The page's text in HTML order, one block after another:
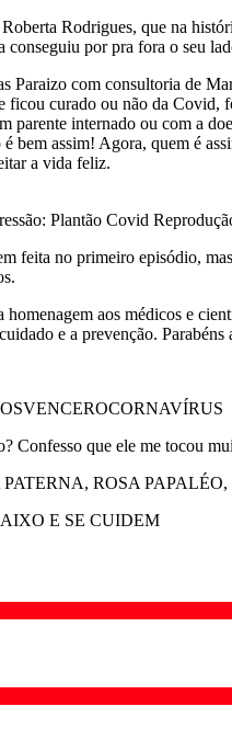
Rodrigues, que na
por pra fora o seu
Paraizo com consultoria de
ficou curado ou não da
parente internado ou com a
bem assim! Agora, quem é
a vida feliz.
Plantão Covid
feita no primeiro episódio,
aos médicos e
e a prevenção. Parabéns
Confesso que ele me tocou
ROSA
E SE CUIDEM